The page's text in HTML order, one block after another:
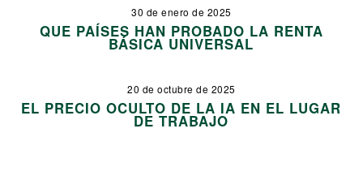
30 de enero de 2025
QUE PAÍSES HAN PROBADO LA RENTA
BÁSICA UNIVERSAL
20 de octubre de 2025
EL PRECIO OCULTO DE LA IA EN EL LUGAR
DE TRABAJO